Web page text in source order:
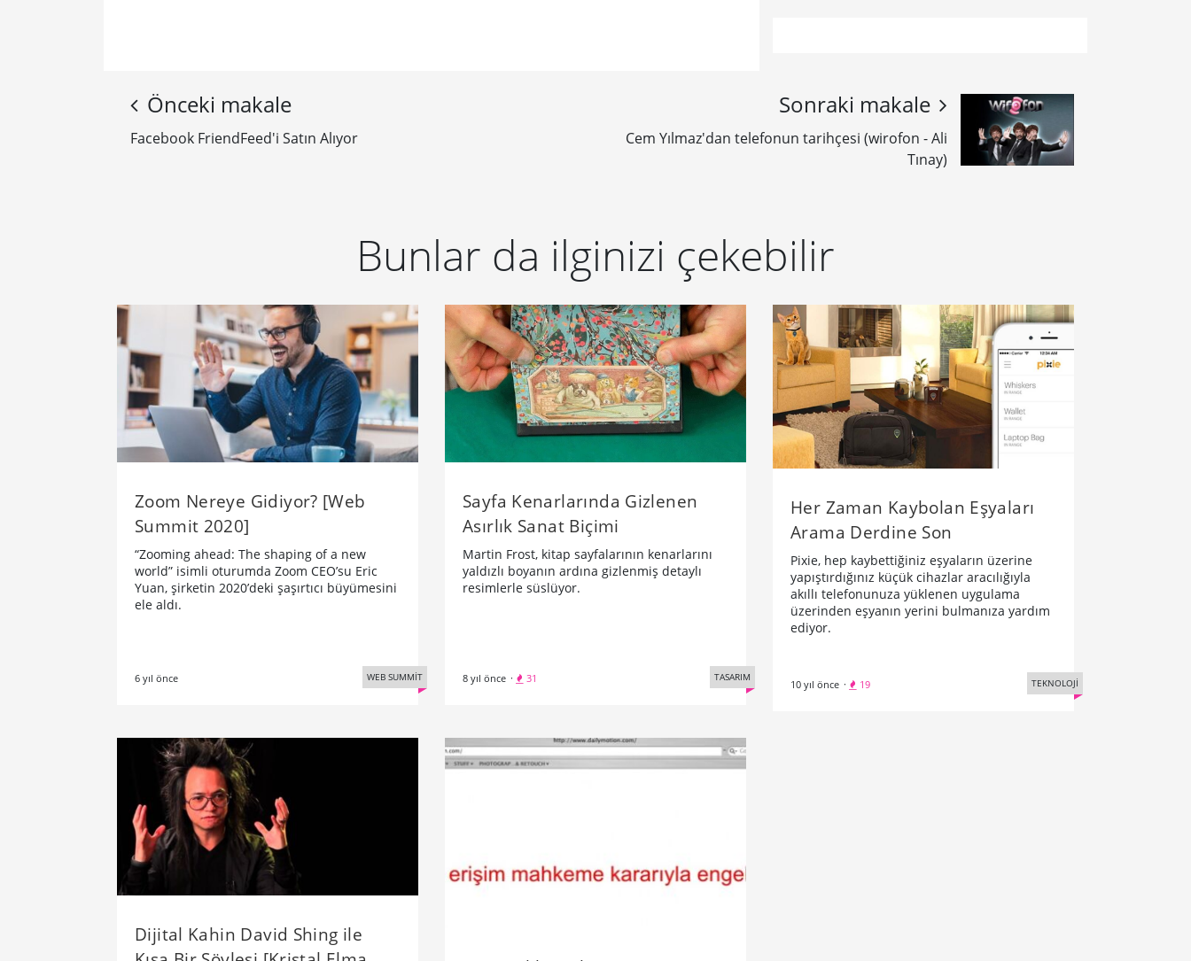
Önceki makale
Facebook FriendFeed'i Satın Alıyor
Sonraki makale
Cem Yılmaz'dan telefonun tarihçesi (wirofon - Ali
Tınay)
Bunlar da ilginizi çekebilir
Zoom Nereye Gidiyor? [Web
Summit 2020]
“Zooming ahead: The shaping of a new
world” isimli oturumda Zoom CEO’su Eric
Yuan, şirketin 2020’deki şaşırtıcı büyümesini
ele aldı.
6 yıl önce WEB SUMMİT
Sayfa Kenarlarında Gizlenen
Asırlık Sanat Biçimi
Martin Frost, kitap sayfalarının kenarlarını
yaldızlı boyanın ardına gizlenmiş detaylı
resimlerle süslüyor.
8 yıl önce · 31 TASARIM
Her Zaman Kaybolan Eşyaları
Arama Derdine Son
Pixie, hep kaybettiğiniz eşyaların üzerine
yapıştırdığınız küçük cihazlar aracılığıyla
akıllı telefonunuza yüklenen uygulama
üzerinden eşyanın yerini bulmanıza yardım
ediyor.
10 yıl önce · 19 TEKNOLOJİ
Dijital Kahin David Shing ile